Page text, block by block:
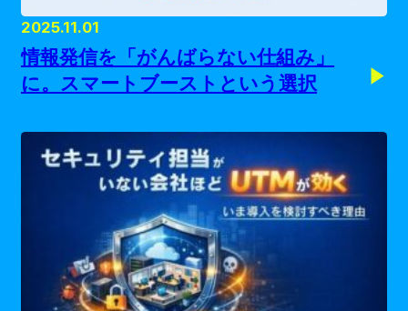
2025.11.01
情報発信を「がんばらない仕組み」
に。スマートブーストという選択